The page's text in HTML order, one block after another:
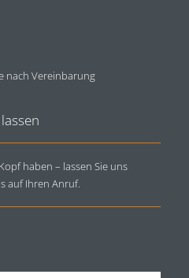
nach Vereinbarung
haben – lassen Sie uns
auf Ihren Anruf.